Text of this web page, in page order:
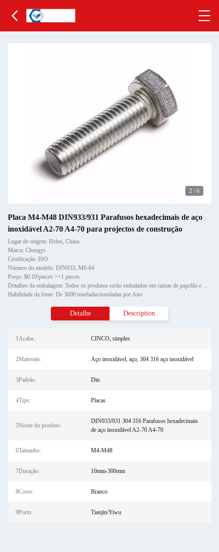
2 / 6
Placa M4-M48 DIN933/931 Parafusos hexadecimais de aço
inoxidável A2-70 A4-70 para projectos de construção
Lugar de origem: Hebei, China
Marca: Chengyi
Certificação: ISO
Número do modelo: DIN933, M6-64
Preço: $0.10/pieces >=1 pieces
Detalhes da embalagem: Todos os produtos serão embalados em caixas de papelão e depois em paletes de madeira.
Habilidade da fonte: De 3000 toneladas/toneladas por Ano
Detalhe Description
1Acaba.: CINCO, simples
2Materiais: Aço inoxidável, aço, 304 316 aço inoxidável
3Padrão: Din
4Tipo: Placas
5Nome do produto:
DIN933/931 304 316 Parafusos hexadecimais
de aço inoxidável A2-70 A4-70
6Tamanho: M4-M48
7Duração: 10mm-300mm
8Cores: Branco
9Porto: Tianjin/Yiwu